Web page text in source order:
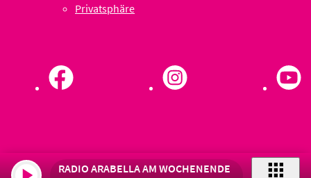
Privatsphäre
RADIO ARABELLA AM WOCHENENDE